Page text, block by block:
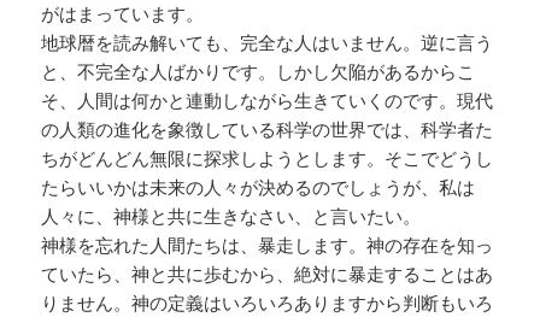
がはまっています。
地球暦を読み解いても、完全な人はいません。逆に言う
と、不完全な人ばかりです。しかし欠陥があるからこ
そ、人間は何かと連動しながら生きていくのです。現代
の人類の進化を象徴している科学の世界では、科学者た
ちがどんどん無限に探求しようとします。そこでどうし
たらいいかは未来の人々が決めるのでしょうが、私は
人々に、神様と共に生きなさい、と言いたい。
神様を忘れた人間たちは、暴走します。神の存在を知っ
ていたら、神と共に歩むから、絶対に暴走することはあ
りません。神の定義はいろいろありますから判断もいろ